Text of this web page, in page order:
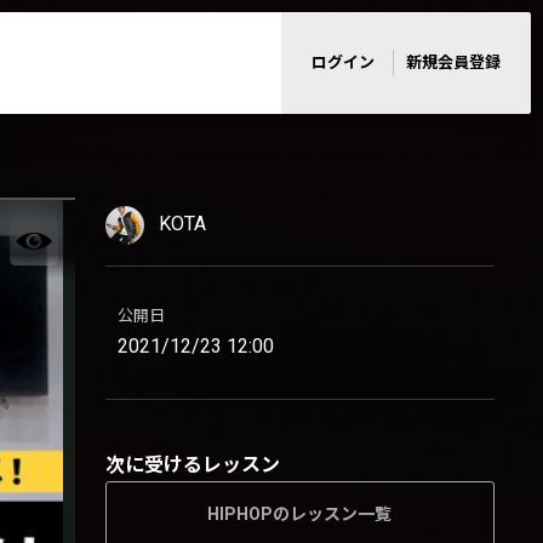
ログイン 新規会員登録
KOTA
公開日
2021/12/23 12:00
次に受けるレッスン
HIPHOPのレッスン一覧